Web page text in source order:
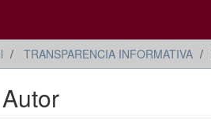
TRANSPARENCIA INFORMATIVA